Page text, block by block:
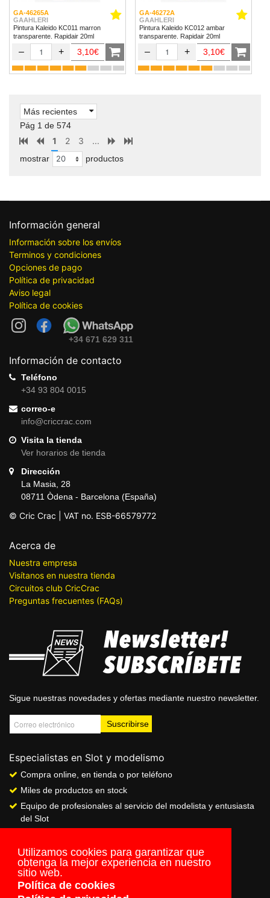
Utilizamos cookies para garantizar que
obtenga la mejor experiencia en nuestro
sitio web.
Política de cookies
GA-46265A
GAAHLERI
Pintura Kaleido KC011 marron
transparente. Rapidair 20ml
– + 3,10€
GA-46272A
GAAHLERI
Pintura Kaleido KC012 ambar
transparente. Rapidair 20ml
– + 3,10€
Más recientes
Pág 1 de 574
1 2 3 ...
mostrar productos
Información general
Información sobre los envíos
Terminos y condiciones
Opciones de pago
Política de privacidad
Aviso legal
Política de cookies
+34 671 629 311
Información de contacto
Teléfono
+34 93 804 0015
correo-e
info@criccrac.com
Visita la tienda
Ver horarios de tienda
Dirección
La Masia, 28
08711 Òdena - Barcelona (España)
© Cric Crac | VAT no. ESB-66579772
Acerca de
Nuestra empresa
Visítanos en nuestra tienda
Circuitos club CricCrac
Preguntas frecuentes (FAQs)
Sigue nuestras novedades y ofertas mediante nuestro newsletter.
Especialistas en Slot y modelismo
Compra online, en tienda o por teléfono
Miles de productos en stock
Equipo de profesionales al servicio del modelista y entusiasta
del Slot
Servicio de pago seguro online
Envios a todo el mundo